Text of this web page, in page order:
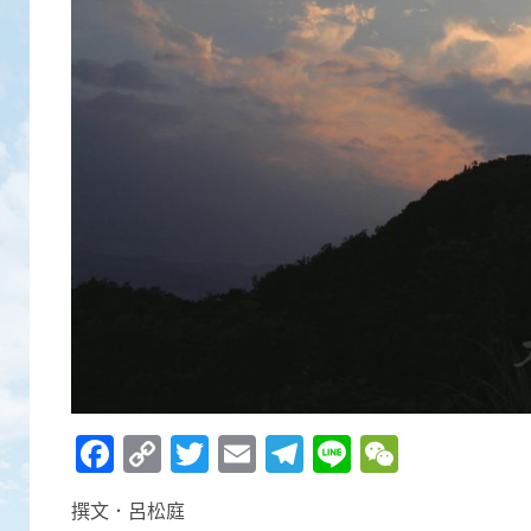
Facebook
Copy
Link
Twitter
EmailTelegram
Line
撰文．呂松庭